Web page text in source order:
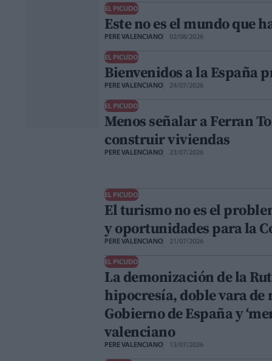
EL PICUDO
Este no es el mundo que
PERE VALENCIANO 02/08/2026
EL PICUDO
Bienvenidos a la España
PERE VALENCIANO 24/07/2026
EL PICUDO
Menos señalar a Ferran
construir viviendas
PERE VALENCIANO 23/07/2026
EL PICUDO
El turismo no es el
y oportunidades para la
PERE VALENCIANO 21/07/2026
EL PICUDO
La demonización de la
hipocresía, doble vara de
Gobierno de España y
valenciano
PERE VALENCIANO 13/07/2026